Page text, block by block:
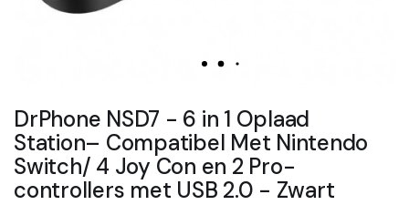
DrPhone NSD7 - 6 in 1 Oplaad
Station– Compatibel Met Nintendo
Switch/ 4 Joy Con en 2 Pro-
controllers met USB 2.0 - Zwart